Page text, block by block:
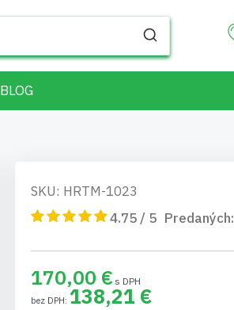
BLOG
SKU: HRTM-1023
4.75 / 5 Predaných:
170,00 €
138,21 €